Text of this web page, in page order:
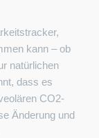
kann – ob
natürlichen
dass es
CO2-
Änderung und